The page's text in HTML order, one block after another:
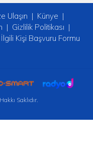
Ulaşın
Künye
Gizlilik Politikası
İlgili Kişi Başvuru Formu
Saklıdır.